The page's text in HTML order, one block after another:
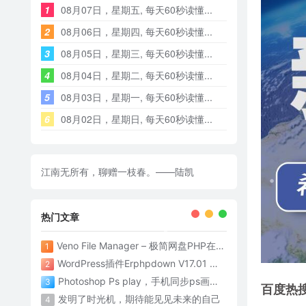
百度热
1
08月07日，星期五, 每天60秒读懂...
2
08月06日，星期四, 每天60秒读懂...
3
08月05日，星期三, 每天60秒读懂...
4
08月04日，星期二, 每天60秒读懂...
5
08月03日，星期一, 每天60秒读懂...
6
08月02日，星期日, 每天60秒读懂...
江南无所有，聊赠一枝春。——陆凯
热门文章
1 Veno File Manager – 极简网盘PHP在线网盘系统- v4.1
2 WordPress插件Erphpdown V17.01 为网站添加付费下载功能
3 Photoshop Ps play，手机同步ps画面神器
4 发明了时光机，期待能见见未来的自己